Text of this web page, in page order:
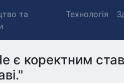
та
Технологія
є коректним